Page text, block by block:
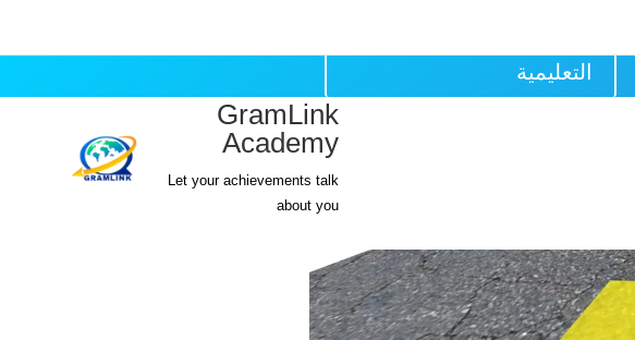
التعليمية
GramLink
Academy
Let your achievements talk
about you